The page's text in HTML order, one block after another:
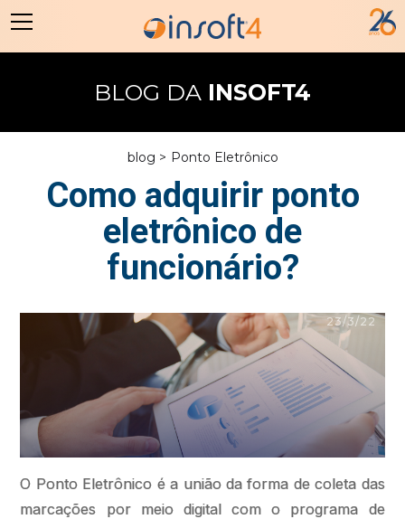
BLOG DAINSOFT4
blog > Ponto Eletrônico
Como adquirir ponto
eletrônico de
funcionário?
23/3/22
O Ponto Eletrônico é a união da forma de coleta das
marcações por meio digital com o programa de